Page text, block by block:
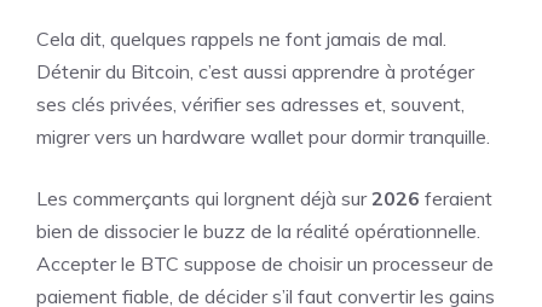
Cela dit, quelques rappels ne font jamais de mal.
Détenir du Bitcoin, c’est aussi apprendre à protéger
ses clés privées, vérifier ses adresses et, souvent,
migrer vers un hardware wallet pour dormir tranquille.
Les commerçants qui lorgnent déjà sur2026 feraient
bien de dissocier le buzz de la réalité opérationnelle.
Accepter le BTC suppose de choisir un processeur de
paiement fiable, de décider s’il faut convertir les gains